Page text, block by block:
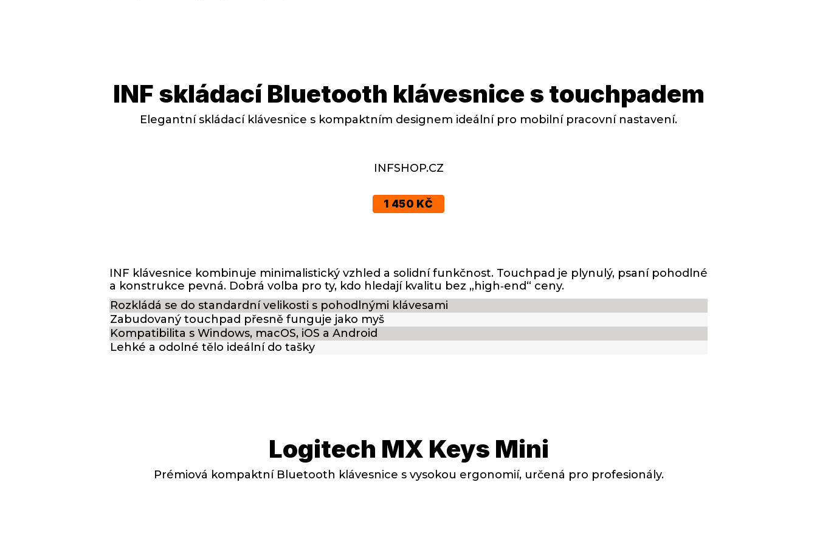
INF skládací Bluetooth klávesnice s touchpadem
Elegantní skládací klávesnice s kompaktním designem ideální pro mobilní pracovní nastavení.
INFSHOP.CZ
1 450 KČ
INF klávesnice kombinuje minimalistický vzhled a solidní funkčnost. Touchpad je plynulý, psaní pohodlné
a konstrukce pevná. Dobrá volba pro ty, kdo hledají kvalitu bez „high‑end“ ceny.
Rozkládá se do standardní velikosti s pohodlnými klávesami
Zabudovaný touchpad přesně funguje jako myš
Kompatibilita s Windows, macOS, iOS a Android
Lehké a odolné tělo ideální do tašky
Logitech MX Keys Mini
Prémiová kompaktní Bluetooth klávesnice s vysokou ergonomií, určená pro profesionály.